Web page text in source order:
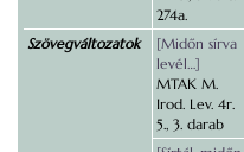
274a.
Szövegváltozatok
[Midőn sírva
levél…]
MTAK M.
Irod. Lev. 4r.
5., 3. darab